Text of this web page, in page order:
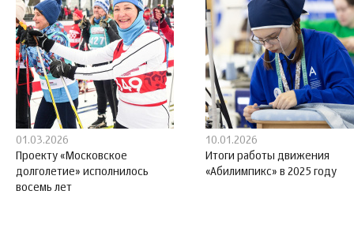
01.03.2026
Проекту «Московское
долголетие» исполнилось
восемь лет
10.01.2026
Итоги работы движения
«Абилимпикс» в 2025 году